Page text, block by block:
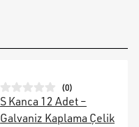
(0)
S Kanca 12 Adet –
Galvaniz Kaplama Çelik